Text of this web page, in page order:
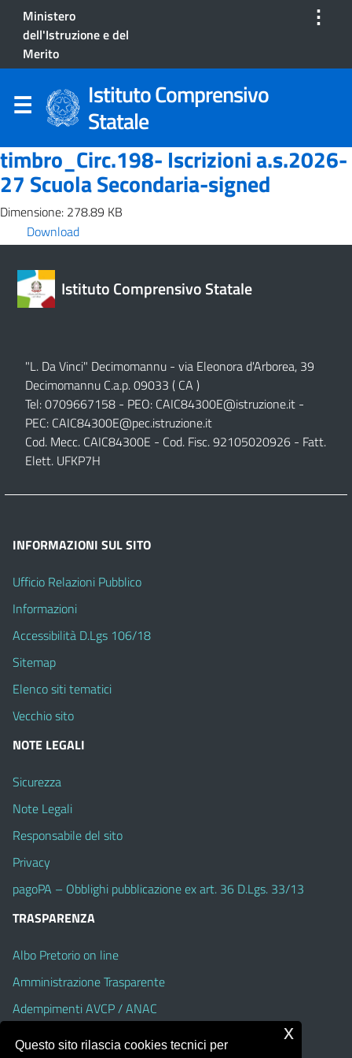
Ministero
dell'Istruzione e del
Merito
⋮
Istituto Comprensivo
Statale
timbro_Circ.198- Iscrizioni a.s.2026-
27 Scuola Secondaria-signed
Dimensione: 278.89 KB
Download
Istituto Comprensivo Statale
"L. Da Vinci" Decimomannu - via Eleonora d'Arborea, 39
Decimomannu C.a.p. 09033 ( CA )
Tel: 0709667158 - PEO: CAIC84300E@istruzione.it -
PEC: CAIC84300E@pec.istruzione.it
Cod. Mecc. CAIC84300E - Cod. Fisc. 92105020926 - Fatt.
Elett. UFKP7H
INFORMAZIONI SUL SITO
Ufficio Relazioni Pubblico
Informazioni
Accessibilità D.Lgs 106/18
Sitemap
Elenco siti tematici
Vecchio sito
NOTE LEGALI
Sicurezza
Note Legali
Responsabile del sito
Privacy
pagoPA – Obblighi pubblicazione ex art. 36 D.Lgs. 33/13
TRASPARENZA
Albo Pretorio on line
Amministrazione Trasparente
Adempimenti AVCP / ANAC
Questo sito rilascia cookies tecnici per
x